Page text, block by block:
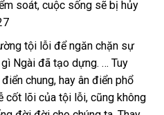
soát, cuộc sống sẽ bị hủy
tội lỗi để ngăn chặn sự
Ngài đã tạo dựng. … Tuy
chung, hay ân điển phổ
cốt lõi của tội lỗi, cũng không